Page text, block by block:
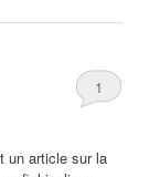
1
un article sur la